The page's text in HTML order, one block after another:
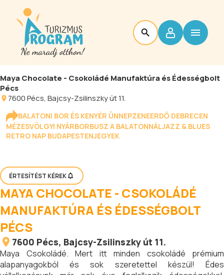
Maya Chocolate - Csokoládé Manufaktúra és Édességbolt
Pécs
7600Pécs, Bajcsy-Zsilinszky út 11.
BALATONI BOR ÉS KENYÉR ÜNNEPZENEERDŐ DEBRECEN
MÉZESVÖLGYI NYÁRBORBUSZ A BALATONNÁLJAZZ & BLUES
RETRO NAP BUDAPESTENJEGYEK
ÉRTESÍTÉST KÉREK
MAYA CHOCOLATE - CSOKOLÁDÉ
MANUFAKTÚRA ÉS ÉDESSÉGBOLT
PÉCS
7600 Pécs, Bajcsy-Zsilinszky út 11.
Maya Csokoládé. Mert itt minden csokoládé prémium
alapanyagokból és sok szeretettel készül! Édes